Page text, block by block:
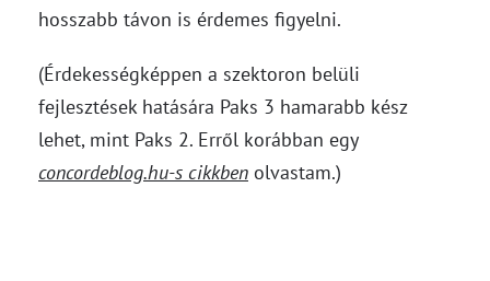
hosszabb távon is érdemes figyelni.
(Érdekességképpen a szektoron belüli
fejlesztések hatására Paks 3 hamarabb kész
lehet, mint Paks 2. Erről korábban egy
concordeblog.hu-s cikkben olvastam.)